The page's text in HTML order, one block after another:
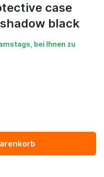
case
black
bei Ihnen zu